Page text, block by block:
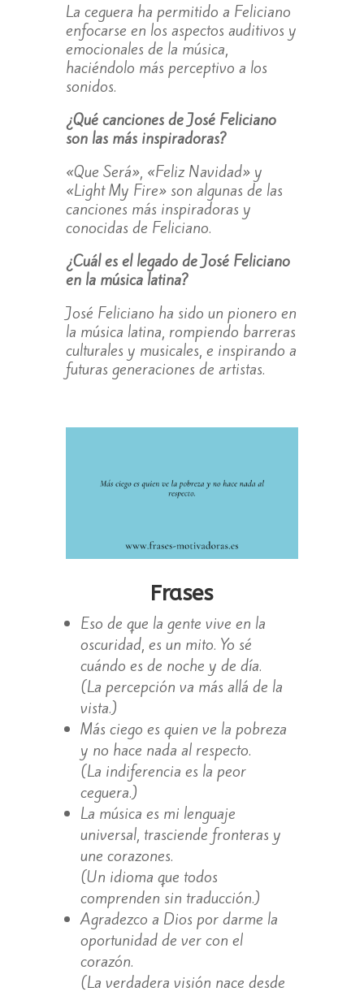
La ceguera ha permitido a Feliciano
enfocarse en los aspectos auditivos y
emocionales de la música,
haciéndolo más perceptivo a los
sonidos.
¿Qué canciones de José Feliciano
son las más inspiradoras?
«Que Será», «Feliz Navidad» y
«Light My Fire» son algunas de las
canciones más inspiradoras y
conocidas de Feliciano.
¿Cuál es el legado de José Feliciano
en la música latina?
José Feliciano ha sido un pionero en
la música latina, rompiendo barreras
culturales y musicales, e inspirando a
futuras generaciones de artistas.
Frases
Eso de que la gente vive en la
oscuridad, es un mito. Yo sé
cuándo es de noche y de día.
(La percepción va más allá de la
vista.)
Más ciego es quien ve la pobreza
y no hace nada al respecto.
(La indiferencia es la peor
ceguera.)
La música es mi lenguaje
universal, trasciende fronteras y
une corazones.
(Un idioma que todos
comprenden sin traducción.)
Agradezco a Dios por darme la
oportunidad de ver con el
corazón.
(La verdadera visión nace desde